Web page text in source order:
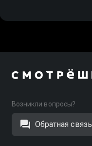
Возникли вопросы?
Обратная связь